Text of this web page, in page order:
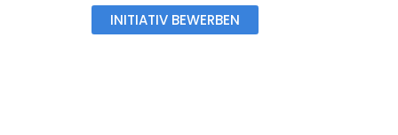
INITIATIV BEWERBEN